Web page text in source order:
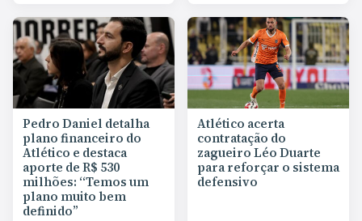
Pedro Daniel detalha
plano financeiro do
Atlético e destaca
aporte de R$ 530
milhões: “Temos um
plano muito bem
definido”
Atlético acerta
contratação do
zagueiro Léo Duarte
para reforçar o sistema
defensivo